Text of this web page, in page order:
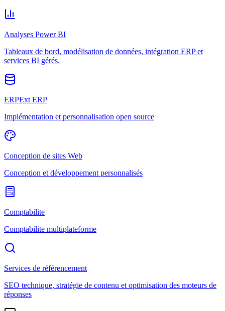
Analyses Power BI
Tableaux de bord, modélisation de données, intégration ERP et
services BI gérés.
ERPExt ERP
Implémentation et personnalisation open source
Conception de sites Web
Conception et développement personnalisés
Comptabilite
Comptabilite multiplateforme
Services de référencement
SEO technique, stratégie de contenu et optimisation des moteurs de
réponses